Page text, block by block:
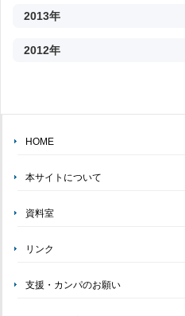
2013年
2012年
HOME
本サイトについて
資料室
リンク
支援・カンパのお願い